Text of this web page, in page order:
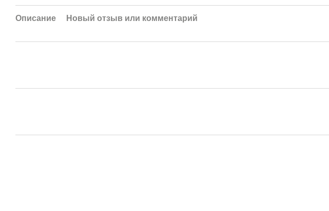
Описание Новый отзыв или комментарий